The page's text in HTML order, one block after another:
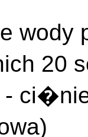
wody
20
-